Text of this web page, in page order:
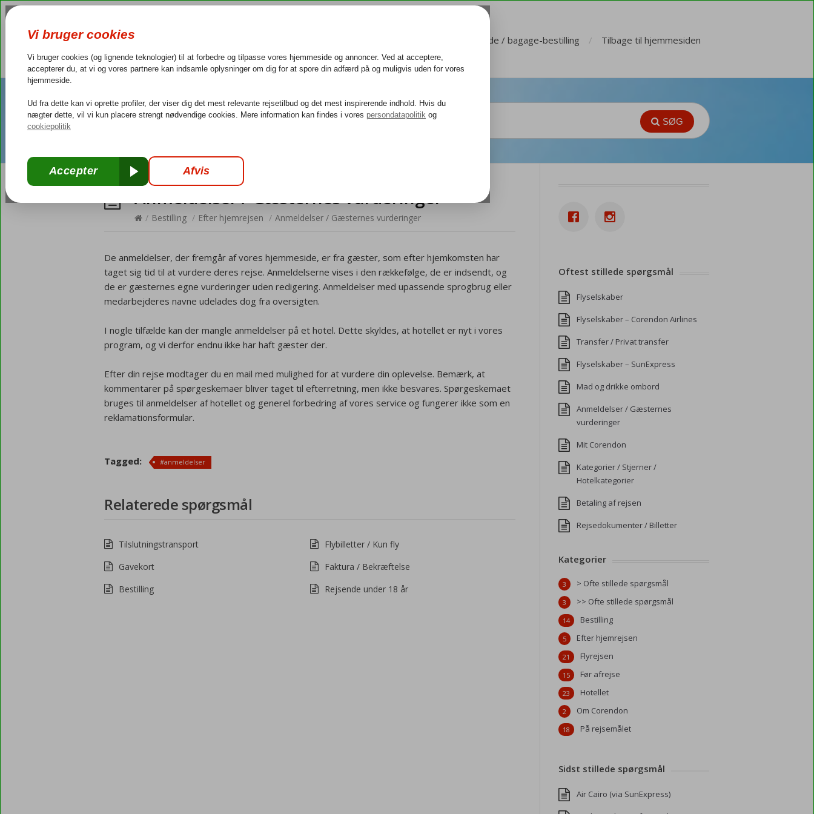
Sæde / bagage-bestilling Tilbage til hjemmesiden
SØG
Anmeldelser / Gæsternes vurderinger
/ Bestilling / Efter hjemrejsen / Anmeldelser / Gæsternes vurderinger
De anmeldelser, der fremgår af vores hjemmeside, er fra gæster, som efter hjemkomsten har
taget sig tid til at vurdere deres rejse. Anmeldelserne vises i den rækkefølge, de er indsendt, og
de er gæsternes egne vurderinger uden redigering. Anmeldelser med upassende sprogbrug eller
medarbejderes navne udelades dog fra oversigten.
I nogle tilfælde kan der mangle anmeldelser på et hotel. Dette skyldes, at hotellet er nyt i vores
program, og vi derfor endnu ikke har haft gæster der.
Efter din rejse modtager du en mail med mulighed for at vurdere din oplevelse. Bemærk, at
kommentarer på spørgeskemaer bliver taget til efterretning, men ikke besvares. Spørgeskemaet
bruges til anmeldelser af hotellet og generel forbedring af vores service og fungerer ikke som en
reklamationsformular.
Tagged: #anmeldelser
Relaterede spørgsmål
Tilslutningstransport
Flybilletter / Kun fly
Gavekort
Faktura / Bekræftelse
Bestilling
Rejsende under 18 år
Oftest stillede spørgsmål
Flyselskaber
Flyselskaber – Corendon Airlines
Transfer / Privat transfer
Flyselskaber – SunExpress
Mad og drikke ombord
Anmeldelser / Gæsternes
vurderinger
Mit Corendon
Kategorier / Stjerner /
Hotelkategorier
Betaling af rejsen
Rejsedokumenter / Billetter
Kategorier
> Ofte stillede spørgsmål
3
>> Ofte stillede spørgsmål
3
Bestilling
14
Efter hjemrejsen
5
Flyrejsen
21
Før afrejse
15
Hotellet
23
Om Corendon
2
På rejsemålet
18
Sidst stillede spørgsmål
Air Cairo (via SunExpress)